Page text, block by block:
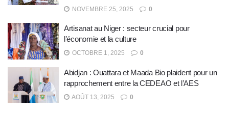
NOVEMBRE 25, 2025 0
Artisanat au Niger : secteur crucial pour
l’économie et la culture
OCTOBRE 1, 2025 0
Abidjan : Ouattara et Maada Bio plaident pour un
rapprochement entre la CEDEAO et l’AES
AOÛT 13, 2025 0